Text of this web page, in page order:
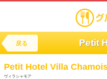
戻る Petit
Petit Hotel Villa
ヴィラシャモア